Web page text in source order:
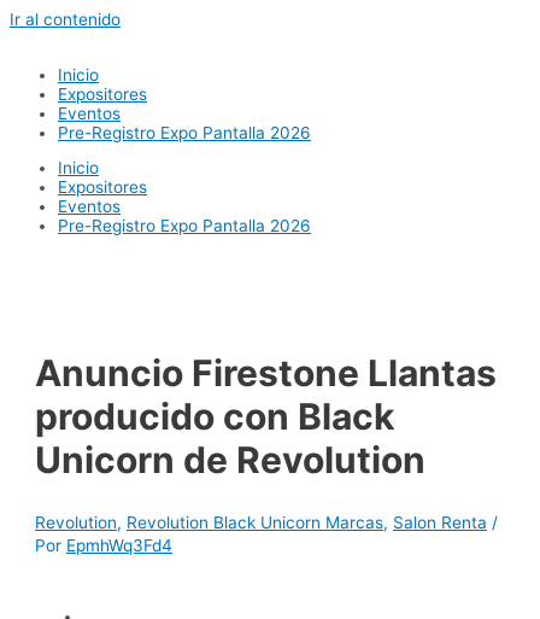
Ir al contenido
Inicio
Expositores
Eventos
Pre-Registro Expo Pantalla 2026
Inicio
Expositores
Eventos
Pre-Registro Expo Pantalla 2026
Anuncio Firestone Llantas
producido con Black
Unicorn de Revolution
Revolution, Revolution Black Unicorn Marcas, Salon Renta /
Por EpmhWq3Fd4